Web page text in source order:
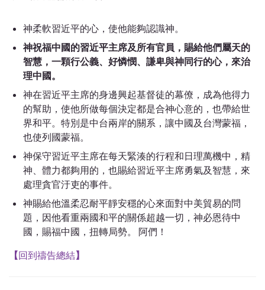
神柔軟習近平的心，使他能夠認識神。
神祝福中國的習近平主席及所有官員，賜給他們屬天的
智慧，一顆行公義、好憐憫、謙卑與神同行的心，來治
理中國。
神在習近平主席的身邊興起基督徒的幕僚，成為他得力
的幫助，使他所做每個決定都是合神心意的，也帶給世
界和平。特別是中台兩岸的關系，讓中國及台灣蒙福，
也使列國蒙福。
神保守習近平主席在每天緊湊的行程和日理萬機中，精
神、體力都夠用的，也賜給習近平主席勇氣及智慧，來
處理貪官汙吏的事件。
神賜給他溫柔忍耐平靜安穩的心來面對中美貿易的問
題，因他看重兩國和平的關係超越一切，神必恩待中
國，賜福中國，扭轉局勢。 阿們！
【回到禱告總結】